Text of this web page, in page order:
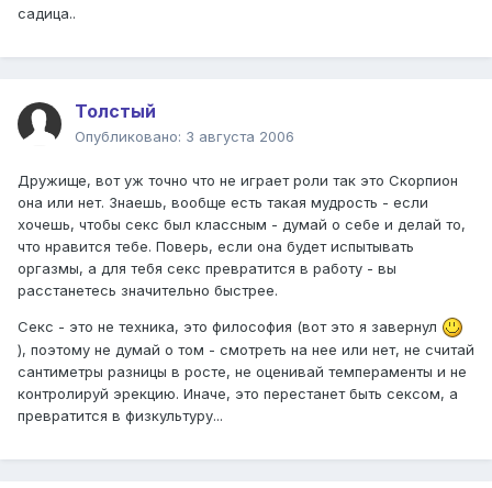
садица..
Толстый
Опубликовано: 3 августа 2006
Дружище, вот уж точно что не играет роли так это Скорпион
она или нет. Знаешь, вообще есть такая мудрость - если
хочешь, чтобы секс был классным - думай о себе и делай то,
что нравится тебе. Поверь, если она будет испытывать
оргазмы, а для тебя секс превратится в работу - вы
расстанетесь значительно быстрее.
Секс - это не техника, это философия (вот это я завернул
), поэтому не думай о том - смотреть на нее или нет, не считай
сантиметры разницы в росте, не оценивай темпераменты и не
контролируй эрекцию. Иначе, это перестанет быть сексом, а
превратится в физкультуру...